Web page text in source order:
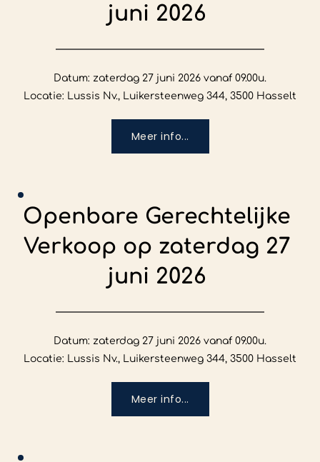
juni 2026
Datum: zaterdag 27 juni 2026 vanaf 09.00u.
Locatie: Lussis Nv., Luikersteenweg 344, 3500 Hasselt
Meer info...
Openbare Gerechtelijke
Verkoop op zaterdag 27
juni 2026
Datum: zaterdag 27 juni 2026 vanaf 09.00u.
Locatie: Lussis Nv., Luikersteenweg 344, 3500 Hasselt
Meer info...